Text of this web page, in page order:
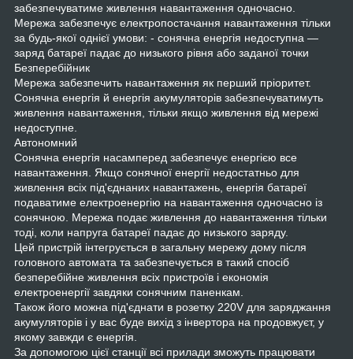
забезпечуватиме живлення навантаження одночасно.
Мережа забезпечує електропостачання навантаження тільки
за будь-якої однієї умови: - сонячна енергія недоступна —
заряд батареї падає до низького рівня або заданої точки
Безперебійник
Мережа забезпечить навантаження як перший пріоритет.
Сонячна енергія й енергія акумуляторів забезпечуватимуть
живлення навантаження, тільки якщо живлення від мережі
недоступне.
Автономний
Сонячна енергія насамперед забезпечує енергією все
навантаження. Якщо сонячної енергії недостатньо для
живлення всіх під'єднаних навантажень, енергія батареї
подаватиме електроенергію на навантаження одночасно із
сонячною. Мережа подає живлення до навантаження тільки
тоді, коли напруга батареї падає до низького заряду.
Цей пристрій інтегрується в загальну мережу дому після
головного автомата та забезпечується в такий спосіб
безперебійне живлення всіх пристроїв і економія
електроенергії завдяки сонячним паненкам.
Також його можна під'єднати в розетку 220V для заряджання
акумуляторів і у вас буде вихід з інвертора на продовжуєт, у
якому завжди є енергія.
За допомогою цієї станції всі прилади зможуть працювати